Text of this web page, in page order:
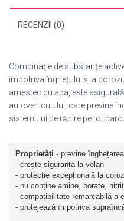
RECENZII (0)
Combinaţie de substanţe
împotriva îngheţului şi a
amestec cu apa, este
autovehiculului, care previne
sistemului de răcire pe tot
Proprietăți - previne
- crește siguranța la volan
- protecție excepțională la
- nu conține amine, borate,
- compatibilitate remarcabilă a
- protejează împotriva